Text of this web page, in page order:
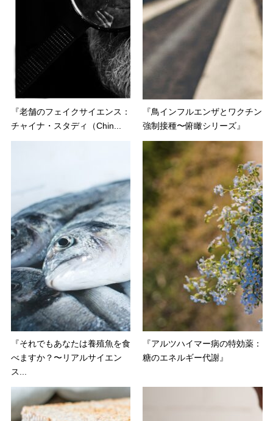
『老舗のフェイクサイエンス：
チャイナ・スタディ（Chin...
『鳥インフルエンザとワクチン
強制接種〜俯瞰シリーズ』
『それでもあなたは養殖魚を食
べますか？〜リアルサイエン
ス...
『アルツハイマー病の特効薬：
糖のエネルギー代謝』